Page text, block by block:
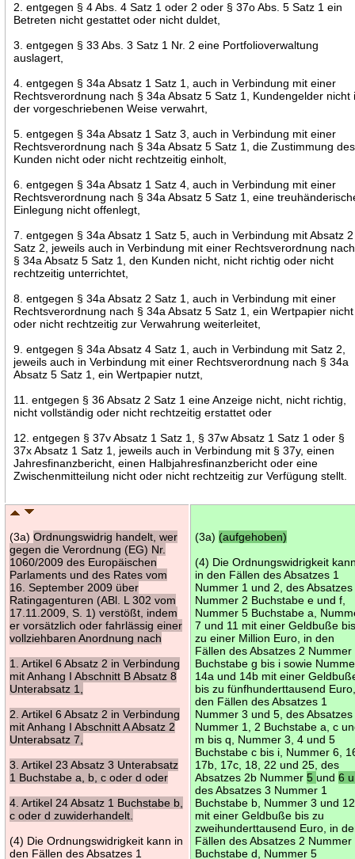
2. entgegen § 4 Abs. 4 Satz 1 oder 2 oder § 37o Abs. 5 Satz 1 ein
Betreten nicht gestattet oder nicht duldet,
3. entgegen § 33 Abs. 3 Satz 1 Nr. 2 eine Portfolioverwaltung
auslagert,
4. entgegen § 34a Absatz 1 Satz 1, auch in Verbindung mit einer
Rechtsverordnung nach § 34a Absatz 5 Satz 1, Kundengelder nicht
der vorgeschriebenen Weise verwahrt,
5. entgegen § 34a Absatz 1 Satz 3, auch in Verbindung mit einer
Rechtsverordnung nach § 34a Absatz 5 Satz 1, die Zustimmung des
Kunden nicht oder nicht rechtzeitig einholt,
6. entgegen § 34a Absatz 1 Satz 4, auch in Verbindung mit einer
Rechtsverordnung nach § 34a Absatz 5 Satz 1, eine
Einlegung nicht offenlegt,
7. entgegen § 34a Absatz 1 Satz 5, auch in Verbindung mit Absatz 2
Satz 2, jeweils auch in Verbindung mit einer Rechtsverordnung nach
§ 34a Absatz 5 Satz 1, den Kunden nicht, nicht richtig oder nicht
rechtzeitig unterrichtet,
8. entgegen § 34a Absatz 2 Satz 1, auch in Verbindung mit einer
Rechtsverordnung nach § 34a Absatz 5 Satz 1, ein Wertpapier nicht
oder nicht rechtzeitig zur Verwahrung weiterleitet,
9. entgegen § 34a Absatz 4 Satz 1, auch in Verbindung mit Satz 2,
jeweils auch in Verbindung mit einer Rechtsverordnung nach § 34a
Absatz 5 Satz 1, ein Wertpapier nutzt,
11. entgegen § 36 Absatz 2 Satz 1 eine Anzeige nicht, nicht richtig,
nicht vollständig oder nicht rechtzeitig erstattet oder
12. entgegen § 37v Absatz 1 Satz 1, § 37w Absatz 1 Satz 1 oder §
37x Absatz 1 Satz 1, jeweils auch in Verbindung mit § 37y, einen
Jahresfinanzbericht, einen Halbjahresfinanzbericht oder eine
Zwischenmitteilung nicht oder nicht rechtzeitig zur Verfügung stellt.
(3a)Ordnungswidrig handelt, wer
gegen die Verordnung (EG) Nr.
1060/2009 des Europäischen
Parlaments und des Rates vom
16. September 2009 über
Ratingagenturen (ABl. L 302 vom
17.11.2009, S. 1) verstößt, indem
er vorsätzlich oder fahrlässig einer
vollziehbaren Anordnung nach
1. Artikel 6 Absatz 2 in Verbindung
mit Anhang I Abschnitt B Absatz 8
Unterabsatz 1,
2. Artikel 6 Absatz 2 in Verbindung
mit Anhang I Abschnitt A Absatz 2
Unterabsatz 7,
3. Artikel 23 Absatz 3 Unterabsatz
1 Buchstabe a, b, c oder d oder
4. Artikel 24 Absatz 1 Buchstabe b,
c oder d zuwiderhandelt.
(4) Die Ordnungswidrigkeit kann in
den Fällen des Absatzes 1
(3a) (aufgehoben)
(4) Die Ordnungswidrigkeit
in den Fällen des Absatzes 1
Nummer 1 und 2, des
Nummer 2 Buchstabe e und f,
Nummer 5 Buchstabe a,
7 und 11 mit einer Geldbuße
zu einer Million Euro, in den
Fällen des Absatzes 2 Nummer
Buchstabe g bis i sowie
14a und 14b mit einer
bis zu fünfhunderttausend
den Fällen des Absatzes 1
Nummer 3 und 5, des
Nummer 1, 2 Buchstabe a, c
m bis q, Nummer 3, 4 und 5
Buchstabe c bis i, Nummer 6,
17b, 17c, 18, 22 und 25, des
Absatzes 2b Nummer5und6
des Absatzes 3 Nummer 1
Buchstabe b, Nummer 3 und 12
mit einer Geldbuße bis zu
zweihunderttausend Euro, in
Fällen des Absatzes 2 Nummer
Buchstabe d, Nummer 5